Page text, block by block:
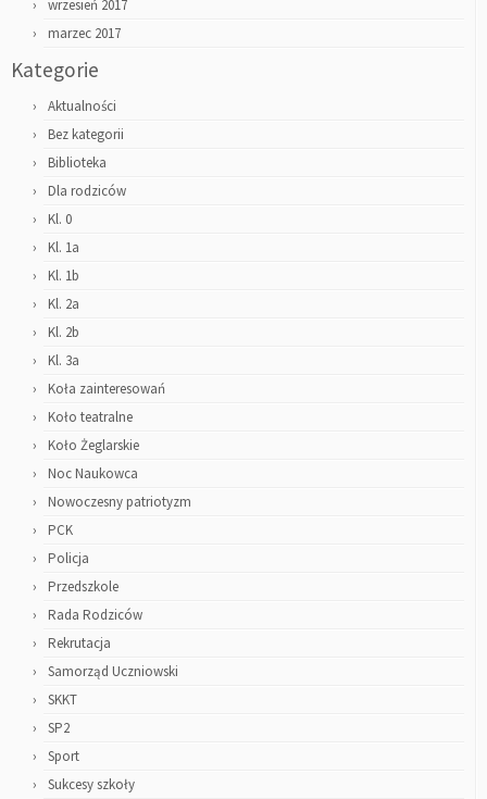
wrzesień 2017
marzec 2017
Kategorie
Aktualności
Bez kategorii
Biblioteka
Dla rodziców
Kl. 0
Kl. 1a
Kl. 1b
Kl. 2a
Kl. 2b
Kl. 3a
Koła zainteresowań
Koło teatralne
Koło Żeglarskie
Noc Naukowca
Nowoczesny patriotyzm
PCK
Policja
Przedszkole
Rada Rodziców
Rekrutacja
Samorząd Uczniowski
SKKT
SP2
Sport
Sukcesy szkoły